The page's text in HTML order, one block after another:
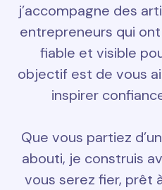
j’accompagne des
entrepreneurs qui ont
fiable et visible
objectif est de vous
inspirer
Que vous partiez
abouti, je construis
vous serez fier, prêt